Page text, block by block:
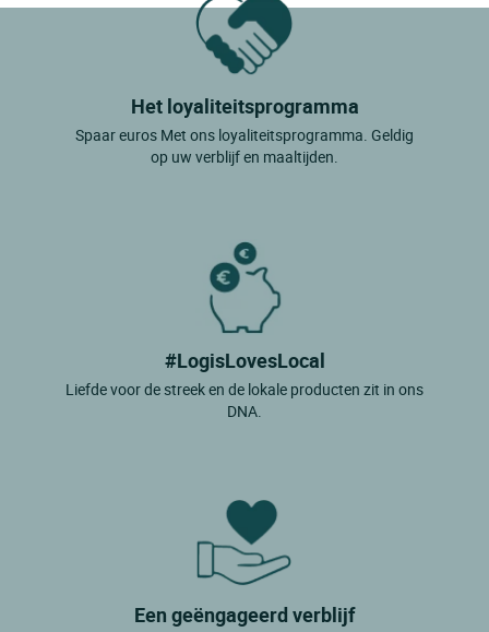
Het loyaliteitsprogramma
Spaar euros Met ons loyaliteitsprogramma. Geldig
op uw verblijf en maaltijden.
#LogisLovesLocal
Liefde voor de streek en de lokale producten zit in ons
DNA.
Een geëngageerd verblijf